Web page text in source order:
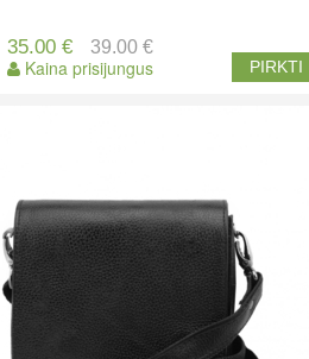
35.00 €
Kaina prisijungus
39.00 €
PIRKTI